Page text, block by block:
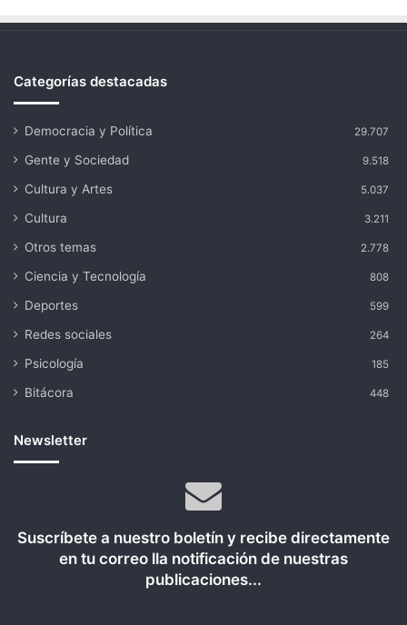
Categorías destacadas
Democracia y Política 29.707
Gente y Sociedad 9.518
Cultura y Artes 5.037
Cultura 3.211
Otros temas 2.778
Ciencia y Tecnología 808
Deportes 599
Redes sociales 264
Psicología 185
Bitácora 448
Newsletter
Suscríbete a nuestro boletín y recibe directamente
en tu correo lla notificación de nuestras
publicaciones...